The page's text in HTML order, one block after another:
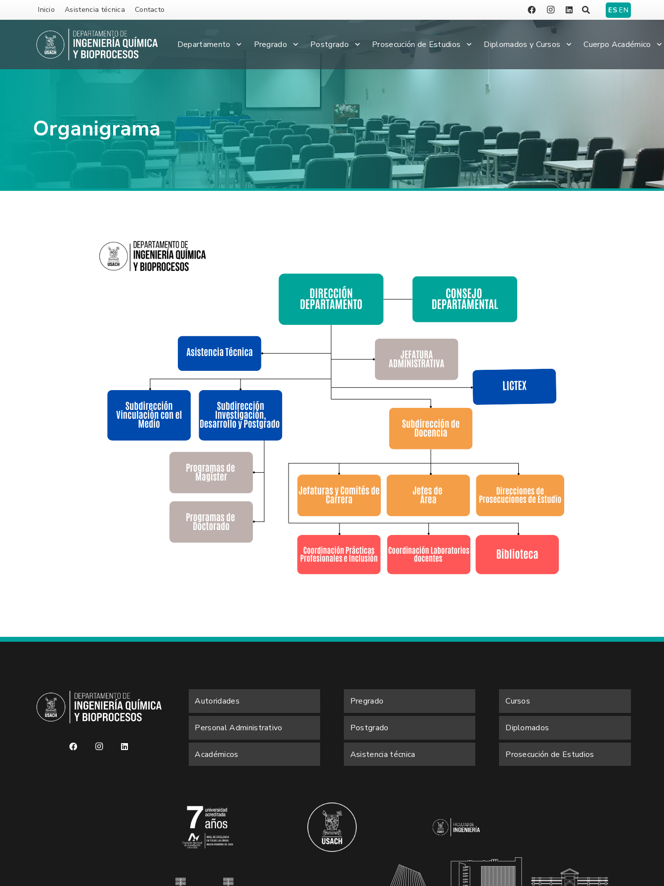
Inicio Asistencia técnica Contacto ES EN
Departamento Pregrado Postgrado Prosecución de Estudios Diplomados y Cursos Cuerpo Académico
Organigrama
Autoridades
Personal Administrativo
Académicos
Pregrado
Postgrado
Asistencia técnica
Cursos
Diplomados
Prosecución de Estudios